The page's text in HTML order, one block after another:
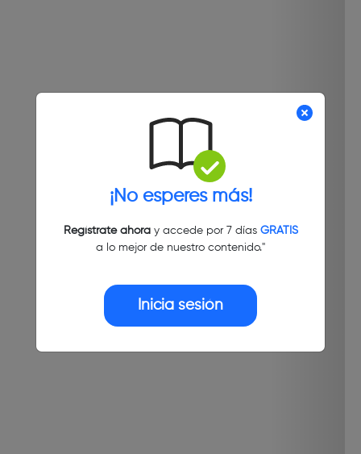
¡No esperes más!
Regístrate ahoray accede por 7 días GRATIS
a lo mejor de nuestro contenido."
Inicia sesión